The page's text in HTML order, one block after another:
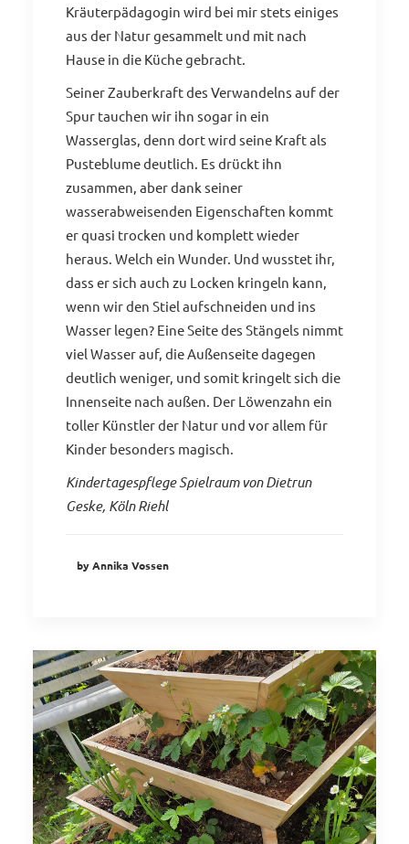
Kräuterpädagogin wird bei mir stets einiges
aus der Natur gesammelt und mit nach
Hause in die Küche gebracht.
Seiner Zauberkraft des Verwandelns auf der
Spur tauchen wir ihn sogar in ein
Wasserglas, denn dort wird seine Kraft als
Pusteblume deutlich. Es drückt ihn
zusammen, aber dank seiner
wasserabweisenden Eigenschaften kommt
er quasi trocken und komplett wieder
heraus. Welch ein Wunder. Und wusstet ihr,
dass er sich auch zu Locken kringeln kann,
wenn wir den Stiel aufschneiden und ins
Wasser legen? Eine Seite des Stängels nimmt
viel Wasser auf, die Außenseite dagegen
deutlich weniger, und somit kringelt sich die
Innenseite nach außen. Der Löwenzahn ein
toller Künstler der Natur und vor allem für
Kinder besonders magisch.
Kindertagespflege Spielraum von Dietrun
Geske, Köln Riehl
by Annika Vossen